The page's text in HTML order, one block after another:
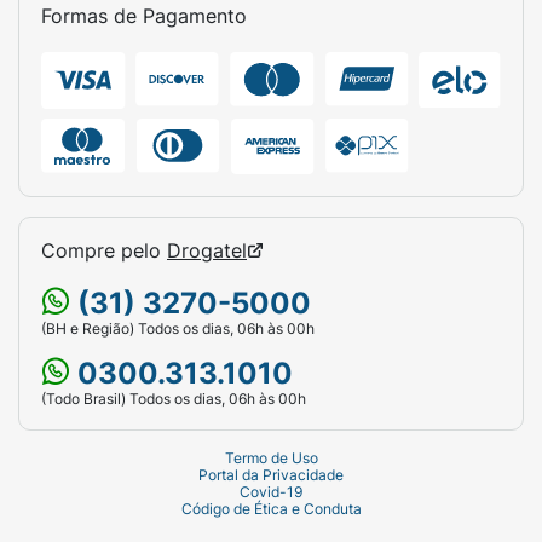
uma demonstração de afeto, uma
recompensa saborosa por bons
comportamentos ou como um ótimo estímulo
positivo durante as sessões de adestramento
do seu cãozinho.Atenção: Petiscos e
biscoitos não devem substituir o alimento
completo e balanceado (ração diária). Para
quantidade diária oferecida não deve
ultrapassar 10% da necessidade calórica total
do animal. Mantenha sempre um bebedouro
com água limpa e fresca à disposição do seu
pet.
Pedigree.
Formas de Pagamento
Compre pelo Drogatel
(31) 3270-5000
(BH e Região) Todos os dias, 06h às 00h
0300.313.1010
(Todo Brasil) Todos os dias, 06h às 00h
Termo de Uso
Portal da Privacidade
Covid-19
Código de Ética e Conduta